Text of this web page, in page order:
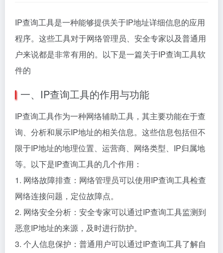
IP查询工具是一种能够提供关于IP地址详细信息的应用
程序。这些工具对于网络管理员、安全专家以及普通用
户来说都是非常有用的。以下是一篇关于IP查询工具软
件的
一、IP查询工具的作用与功能
IP查询工具作为一种网络辅助工具，其主要功能在于查
询、分析和展示IP地址的相关信息。这些信息包括但不
限于IP地址的地理位置、运营商、网络类型、IP归属地
等。以下是IP查询工具的几个作用：
1. 网络故障排查：网络管理员可以使用IP查询工具检查
网络连接问题，定位故障点。
2. 网络安全分析：安全专家可以通过IP查询工具监测到
恶意IP地址的来源，及时进行防护。
3. 个人信息保护：普通用户可以通过IP查询工具了解自